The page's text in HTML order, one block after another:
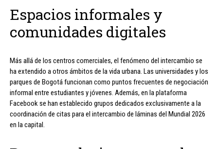
Espacios informales y
comunidades digitales
Más allá de los centros comerciales, el fenómeno del intercambio se
ha extendido a otros ámbitos de la vida urbana. Las universidades y los
parques de Bogotá funcionan como puntos frecuentes de negociación
informal entre estudiantes y jóvenes. Además, en la plataforma
Facebook se han establecido grupos dedicados exclusivamente a la
coordinación de citas para el intercambio de láminas del Mundial 2026
en la capital.